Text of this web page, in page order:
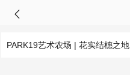
PARK19艺术农场 | 花实结橞之地